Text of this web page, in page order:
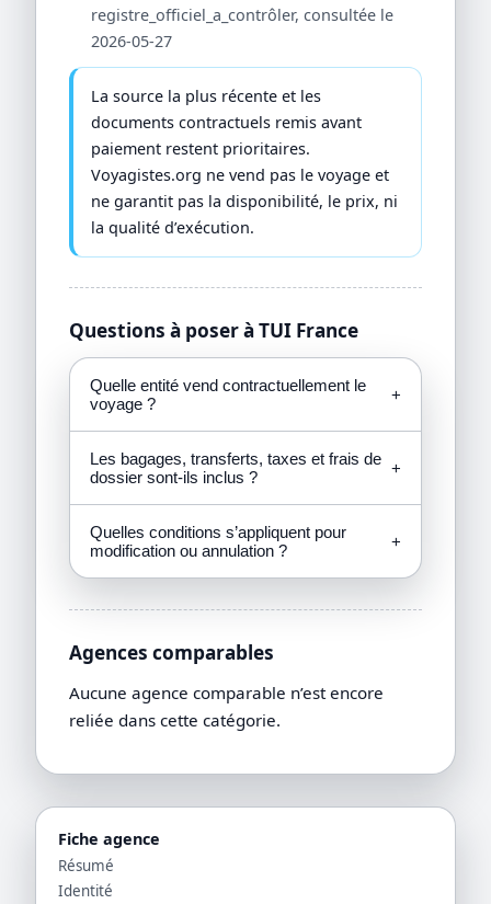
registre_officiel_a_contrôler, consultée le
2026-05-27
La source la plus récente et les
documents contractuels remis avant
paiement restent prioritaires.
Voyagistes.org ne vend pas le voyage et
ne garantit pas la disponibilité, le prix, ni
la qualité d’exécution.
Questions à poser à TUI France
Quelle entité vend contractuellement le
voyage ?
+
Les bagages, transferts, taxes et frais de
dossier sont-ils inclus ?
+
Quelles conditions s’appliquent pour
modification ou annulation ?
+
Agences comparables
Aucune agence comparable n’est encore
reliée dans cette catégorie.
Fiche agence
Résumé
Identité